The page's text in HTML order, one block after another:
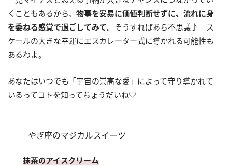
くこともあるから、 物事を安易に価値判断せずに、流れに身
を委ねる感覚で過ごしてみて。そうすればあら不思議♪ ス
ケールの大きな幸運にエスカレーター式に導かれる可能性も
あるわよ。
あなたはいつでも「宇宙の崇高な愛」によって守り導かれて
いるってコトを知ってちょうだいね♡
やぎ座のマジカルスイーツ
抹茶のアイスクリーム